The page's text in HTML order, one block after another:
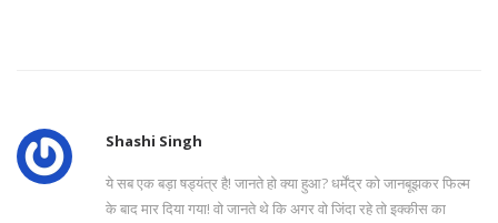
Shashi Singh
ये सब एक बड़ा षड्यंत्र है! जानते हो क्या हुआ? धर्मेंद्र को जानबूझकर फिल्म
के बाद मार दिया गया! वो जानते थे कि अगर वो जिंदा रहे तो इक्कीस का